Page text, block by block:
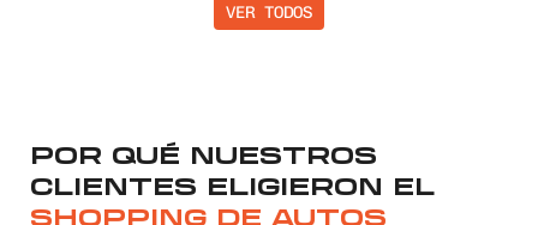
VER TODOS
POR QUÉ NUESTROS
CLIENTES ELIGIERON EL
SHOPPING DE AUTOS